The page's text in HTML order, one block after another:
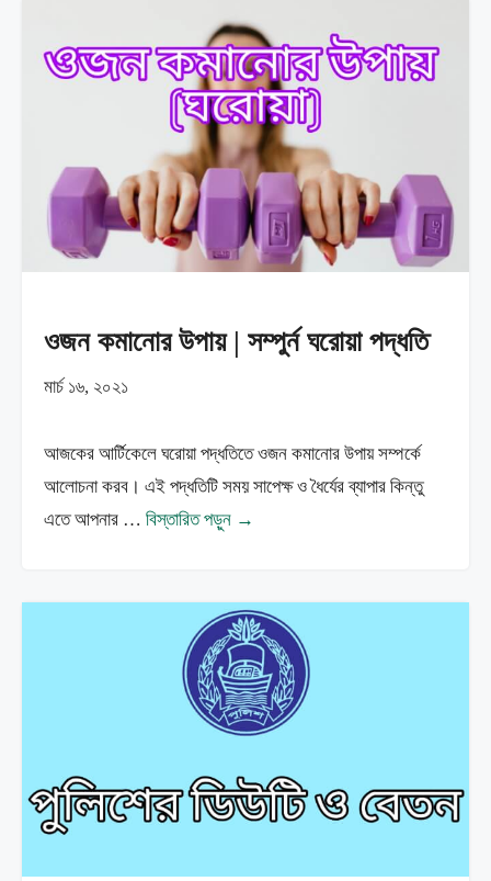
ওজন কমানোর উপায় | সম্পুর্ন ঘরোয়া পদ্ধতি
মার্চ ১৬, ২০২১
আজকের আর্টিকেলে ঘরোয়া পদ্ধতিতে ওজন কমানোর উপায় সম্পর্কে
আলোচনা করব। এই পদ্ধতিটি সময় সাপেক্ষ ও ধৈর্যের ব্যাপার কিন্তু
এতে আপনার … বিস্তারিত পড়ুন →